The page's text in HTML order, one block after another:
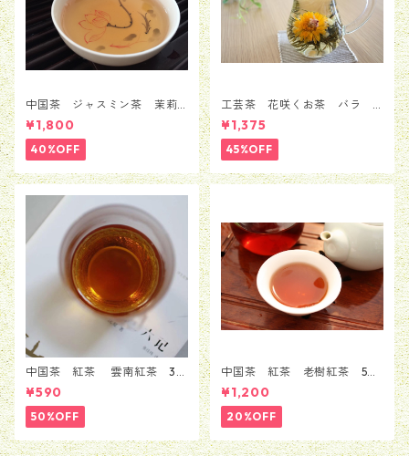
中国茶 ジャスミン茶 茉莉
花茶 銀毫インハオウ 100ｇ
¥1,800
40%OFF
工芸茶 花咲くお茶 バラ
ローズ 5粒セット（1種類*5
粒）
¥1,375
45%OFF
中国茶 紅茶 雲南紅茶 30
ｇ
¥590
50%OFF
中国茶 紅茶 老樹紅茶 50
g
¥1,200
20%OFF